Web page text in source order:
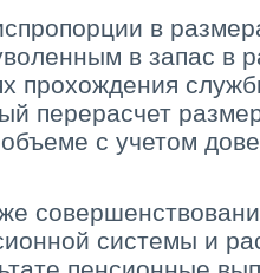
в
в запас в
прохождения
перерасчет
с учетом
системы и